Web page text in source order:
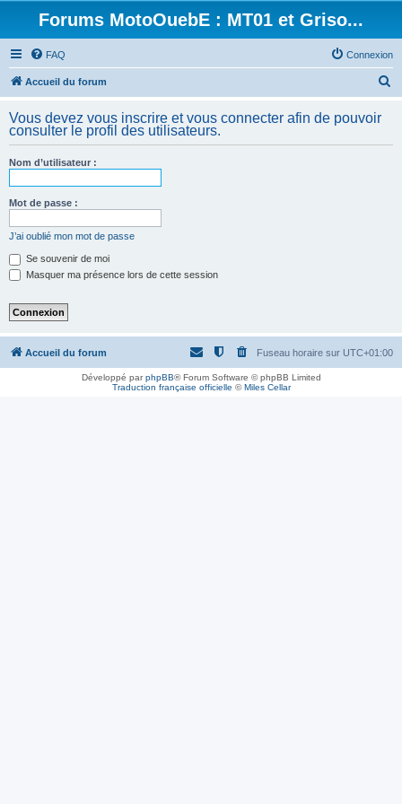
Forums MotoOuebE : MT01 et Griso...
FAQ Connexion
Accueil du forum
h
Vous devez vous inscrire et vous connecter afin de pouvoir
consulter le profil des utilisateurs.
Nom d’utilisateur :
Mot de passe :
J’ai oublié mon mot de passe
Se souvenir de moi
Masquer ma présence lors de cette session
Accueil du forum Fuseau horaire sur UTC+01:00
Développé parphpBB® Forum Software © phpBB Limited
Traduction française officielle ©Miles Cellar